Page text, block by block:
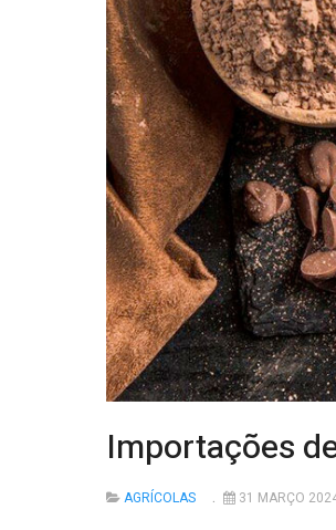
Importações
AGRÍCOLAS 31 MARÇO